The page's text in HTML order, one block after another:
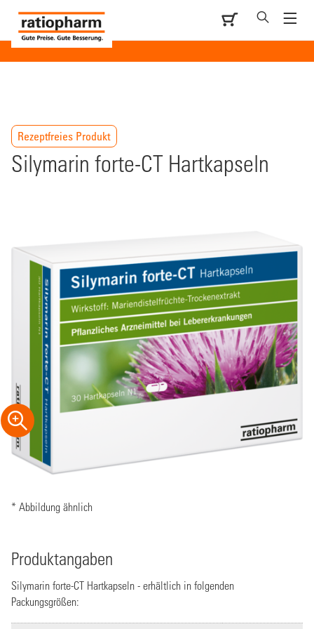
Rezeptfreies Produkt
Silymarin forte-CT Hartkapseln
* Abbildung ähnlich
Produktangaben
Silymarin forte-CT Hartkapseln - erhältlich in folgenden
Packungsgrößen: